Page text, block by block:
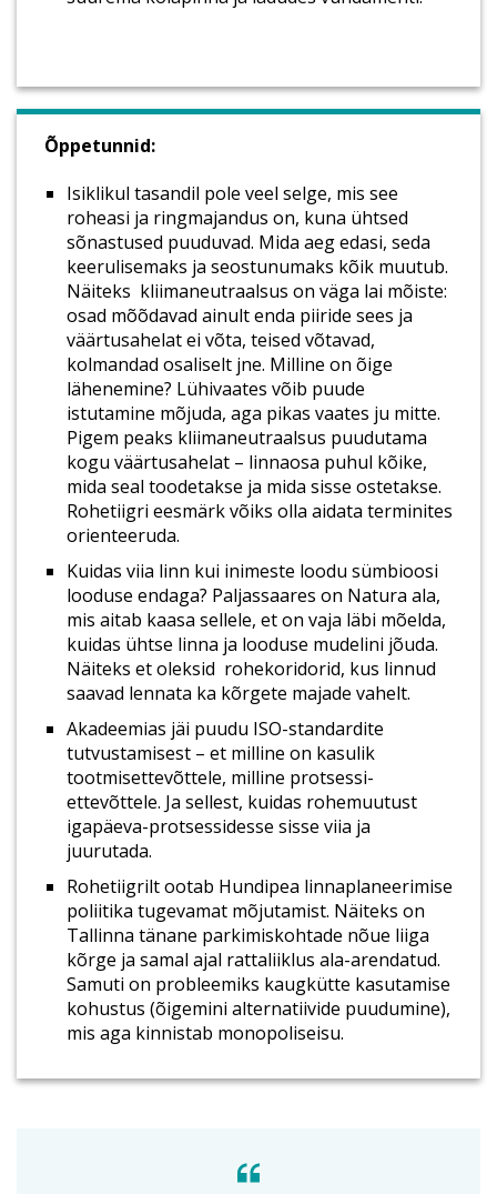
Õppetunnid:
Isiklikul tasandil pole veel selge, mis see
roheasi ja ringmajandus on, kuna ühtsed
sõnastused puuduvad. Mida aeg edasi, seda
keerulisemaks ja seostunumaks kõik muutub.
Näiteks kliimaneutraalsus on väga lai mõiste:
osad mõõdavad ainult enda piiride sees ja
väärtusahelat ei võta, teised võtavad,
kolmandad osaliselt jne. Milline on õige
lähenemine? Lühivaates võib puude
istutamine mõjuda, aga pikas vaates ju mitte.
Pigem peaks kliimaneutraalsus puudutama
kogu väärtusahelat – linnaosa puhul kõike,
mida seal toodetakse ja mida sisse ostetakse.
Rohetiigri eesmärk võiks olla aidata terminites
orienteeruda.
Kuidas viia linn kui inimeste loodu sümbioosi
looduse endaga? Paljassaares on Natura ala,
mis aitab kaasa sellele, et on vaja läbi mõelda,
kuidas ühtse linna ja looduse mudelini jõuda.
Näiteks et oleksid rohekoridorid, kus linnud
saavad lennata ka kõrgete majade vahelt.
Akadeemias jäi puudu ISO-standardite
tutvustamisest – et milline on kasulik
tootmisettevõttele, milline protsessi-
ettevõttele. Ja sellest, kuidas rohemuutust
igapäeva-protsessidesse sisse viia ja
juurutada.
Rohetiigrilt ootab Hundipea linnaplaneerimise
poliitika tugevamat mõjutamist. Näiteks on
Tallinna tänane parkimiskohtade nõue liiga
kõrge ja samal ajal rattaliiklus ala-arendatud.
Samuti on probleemiks kaugkütte kasutamise
kohustus (õigemini alternatiivide puudumine),
mis aga kinnistab monopoliseisu.